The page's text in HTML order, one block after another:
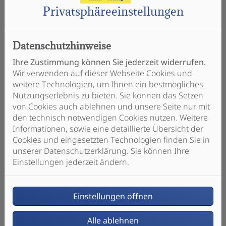
Druckminderer
Durch Druckminderer wird es
Haus trotz unterschiedlicher Drücke
auf der Eingangsseite auf ein
gleichmäßiges Niveau zu regeln. Ist
Privatsphäre­einstellungen
Datenschutzhinweise
Ihre Zustimmung können Sie jederzeit widerrufen.
Wir verwenden auf dieser Webseite Cookies und
weitere Technologien, um Ihnen ein bestmögliches
Nutzungserlebnis zu bieten. Sie können das Setzen
von Cookies auch ablehnen und unsere Seite nur mit
den technisch notwendigen Cookies nutzen. Weitere
Informationen, sowie eine detaillierte Übersicht der
Cookies und eingesetzten Technologien finden Sie in
unserer Datenschutzerklärung. Sie können Ihre
Einstellungen jederzeit ändern.
Einstellungen öffnen
Alle ablehnen